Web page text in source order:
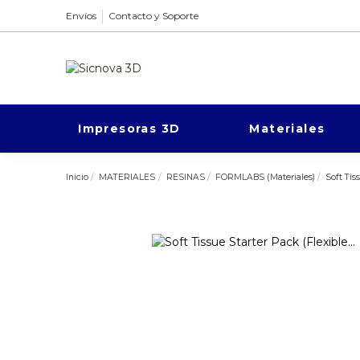
Envíos Contacto y Soporte
Impresoras 3D Materiales
Inicio MATERIALES RESINAS FORMLABS (Materiales) Soft